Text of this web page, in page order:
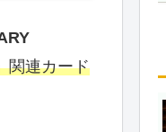
関連カード